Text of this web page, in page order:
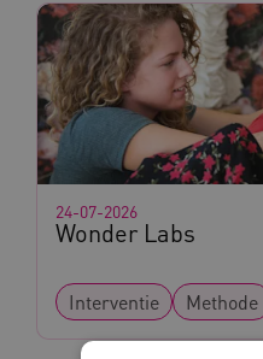
Wonder Labs
24-07-2026
Interventie Methode